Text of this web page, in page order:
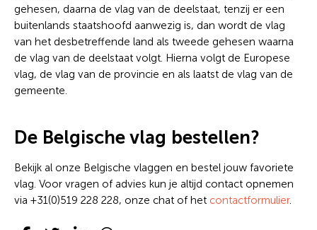
gehesen, daarna de vlag van de deelstaat, tenzij er een
buitenlands staatshoofd aanwezig is, dan wordt de vlag
van het desbetreffende land als tweede gehesen waarna
de vlag van de deelstaat volgt. Hierna volgt de Europese
vlag, de vlag van de provincie en als laatst de vlag van de
gemeente.
De Belgische vlag bestellen?
Bekijk al onze Belgische vlaggen en bestel jouw favoriete
vlag. Voor vragen of advies kun je altijd contact opnemen
via +31(0)519 228 228, onze chat of het contactformulier.